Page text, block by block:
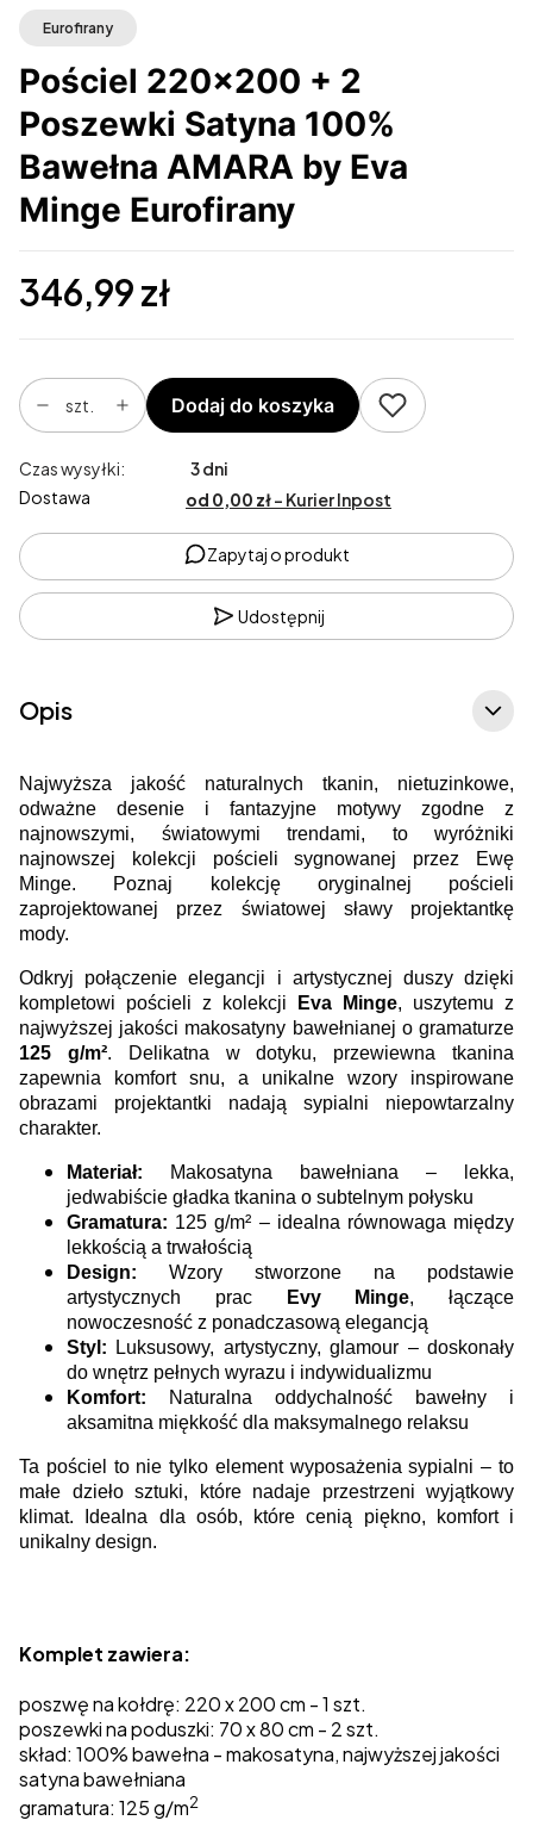
Eurofirany
Pościel 220x200 + 2
Poszewki Satyna 100%
Bawełna AMARA by Eva
Minge Eurofirany
Cena
346,99 zł
szt. Dodaj do koszyka
Czas wysyłki:
3 dni
Dostawa
od 0,00 zł- Kurier Inpost
Zapytaj o produkt
Udostępnij
Opis
Najwyższa jakość naturalnych tkanin, nietuzinkowe,
odważne desenie i fantazyjne motywy zgodne z
najnowszymi, światowymi trendami, to wyróżniki
najnowszej kolekcji pościeli sygnowanej przez Ewę
Minge. Poznaj kolekcję oryginalnej pościeli
zaprojektowanej przez światowej sławy projektantkę
mody.
Odkryj połączenie elegancji i artystycznej duszy dzięki
kompletowi pościeli z kolekcji
Eva Minge, uszytemu z
najwyższej jakości makosatyny bawełnianej o gramaturze
125 g/m². Delikatna w dotyku, przewiewna tkanina
zapewnia komfort snu, a unikalne wzory inspirowane
obrazami projektantki nadają sypialni niepowtarzalny
charakter.
Materiał: Makosatyna bawełniana – lekka,
jedwabiście gładka tkanina o subtelnym połysku
Gramatura: 125 g/m² – idealna równowaga między
lekkością a trwałością
Design: Wzory stworzone na podstawie
artystycznych prac
Evy Minge, łączące
nowoczesność z ponadczasową elegancją
Styl: Luksusowy, artystyczny, glamour – doskonały
do wnętrz pełnych wyrazu i indywidualizmu
Komfort: Naturalna oddychalność bawełny i
aksamitna miękkość dla maksymalnego relaksu
Ta pościel to nie tylko element wyposażenia sypialni – to
małe dzieło sztuki, które nadaje przestrzeni wyjątkowy
klimat. Idealna dla osób, które cenią piękno, komfort i
unikalny design.
Komplet zawiera:
poszwę na kołdrę: 220 x 200 cm - 1 szt.
poszewki na poduszki: 70 x 80 cm - 2 szt.
skład: 100% bawełna - makosatyna, najwyższej jakości
satyna bawełniana
gramatura: 125 g/m2